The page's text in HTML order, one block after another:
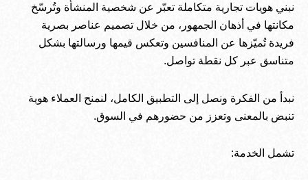
نبني هويات تجارية متكاملة تعبّر عن شخصية المنشأة وتُرسّخ
مكانتها في أذهان الجمهور، من خلال تصميم عناصر بصرية
فريدة تُميّزها عن المنافسين وتعكس قيمها ورسالتها بشكل
متناسق عبر كل نقطة تواصل.
نبدأ من الفكرة ونصل إلى التطبيق الكامل، لنمنح العملاء هوية
تنبض بالمعنى وتعزز من حضورهم في السوق.
تشمل الخدمة: